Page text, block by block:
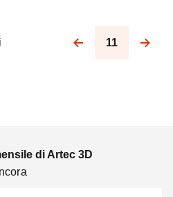
Pagination
11
di Artec 3D